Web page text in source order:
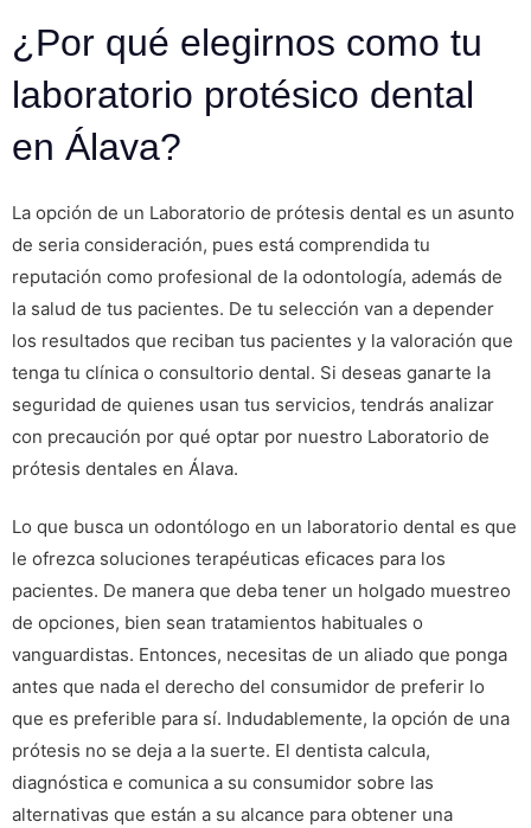
¿Por qué elegirnos como tu
laboratorio protésico dental
en Álava?
La opción de un Laboratorio de prótesis dental es un asunto
de seria consideración, pues está comprendida tu
reputación como profesional de la odontología, además de
la salud de tus pacientes. De tu selección van a depender
los resultados que reciban tus pacientes y la valoración que
tenga tu clínica o consultorio dental. Si deseas ganarte la
seguridad de quienes usan tus servicios, tendrás analizar
con precaución por qué optar por nuestro Laboratorio de
prótesis dentales en Álava.
Lo que busca un odontólogo en un laboratorio dental es que
le ofrezca soluciones terapéuticas eficaces para los
pacientes. De manera que deba tener un holgado muestreo
de opciones, bien sean tratamientos habituales o
vanguardistas. Entonces, necesitas de un aliado que ponga
antes que nada el derecho del consumidor de preferir lo
que es preferible para sí. Indudablemente, la opción de una
prótesis no se deja a la suerte. El dentista calcula,
diagnóstica e comunica a su consumidor sobre las
alternativas que están a su alcance para obtener una